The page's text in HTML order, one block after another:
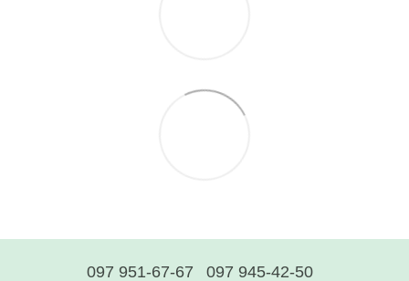
097 951-67-67 097 945-42-50